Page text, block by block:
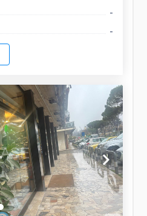
-
-
keyboard_arrow_right